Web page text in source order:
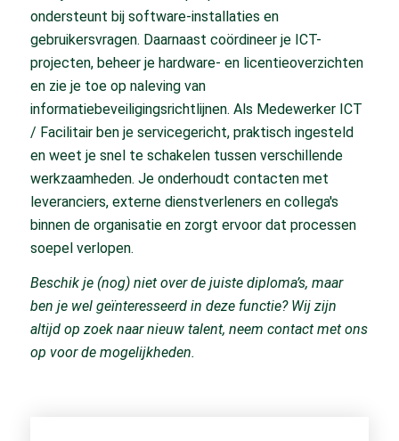
ondersteunt bij software-installaties en
gebruikersvragen. Daarnaast coördineer je ICT-
projecten, beheer je hardware- en licentieoverzichten
en zie je toe op naleving van
informatiebeveiligingsrichtlijnen. Als Medewerker ICT
/ Facilitair ben je servicegericht, praktisch ingesteld
en weet je snel te schakelen tussen verschillende
werkzaamheden. Je onderhoudt contacten met
leveranciers, externe dienstverleners en collega's
binnen de organisatie en zorgt ervoor dat processen
soepel verlopen.
Beschik je (nog) niet over de juiste diploma’s, maar
ben je wel geïnteresseerd in deze functie? Wij zijn
altijd op zoek naar nieuw talent, neem contact met ons
op voor de mogelijkheden.